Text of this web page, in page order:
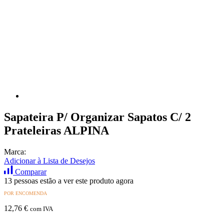
Sapateira P/ Organizar Sapatos C/ 2
Prateleiras ALPINA
Marca:
Adicionar à Lista de Desejos
Comparar
13 pessoas estão a ver este produto agora
POR ENCOMENDA
12,76 € com IVA